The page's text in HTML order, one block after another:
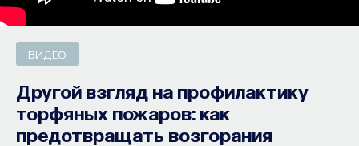
ВИДЕО
Другой взгляд на профилактику
торфяных пожаров: как
предотвращать возгорания